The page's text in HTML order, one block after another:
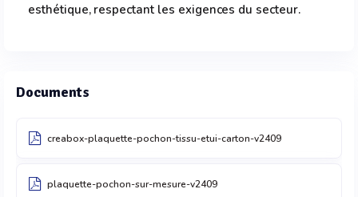
esthétique, respectant les exigences du secteur.
Documents
creabox-plaquette-pochon-tissu-etui-carton-v2409
plaquette-pochon-sur-mesure-v2409